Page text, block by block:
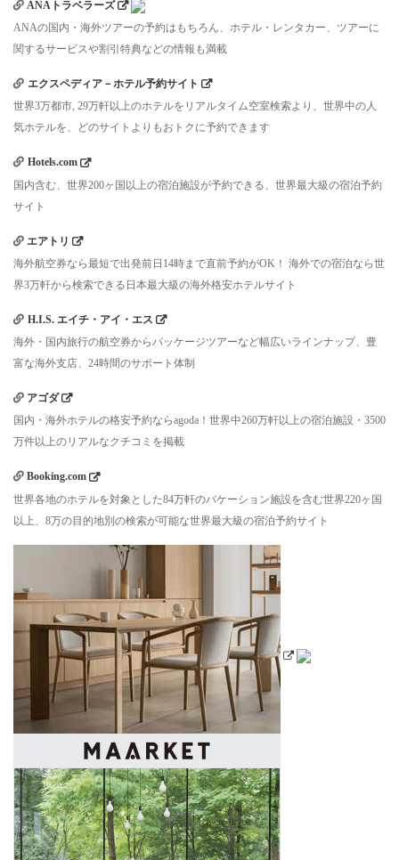
ANAトラベラーズ
ANAの国内・海外ツアーの予約はもちろん、ホテル・レンタカー、ツアーに
関するサービスや割引特典などの情報も満載
エクスペディア－ホテル予約サイト
世界3万都市, 29万軒以上のホテルをリアルタイム空室検索より、世界中の人
気ホテルを、どのサイトよりもおトクに予約できます
Hotels.com
国内含む、世界200ヶ国以上の宿泊施設が予約できる、世界最大級の宿泊予約
サイト
エアトリ
海外航空券なら最短で出発前日14時まで直前予約がOK！ 海外での宿泊なら世
界3万軒から検索できる日本最大級の海外格安ホテルサイト
H.I.S. エイチ・アイ・エス
海外・国内旅行の航空券からパッケージツアーなど幅広いラインナップ、豊
富な海外支店、24時間のサポート体制
アゴダ
国内・海外ホテルの格安予約ならagoda！世界中260万軒以上の宿泊施設・3500
万件以上のリアルなクチコミを掲載
Booking.com
世界各地のホテルを対象とした84万軒のバケーション施設を含む世界220ヶ国
以上、8万の目的地別の検索が可能な世界最大級の宿泊予約サイト